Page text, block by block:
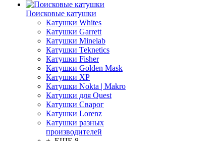
Поисковые катушки
Катушки Whites
Катушки Garrett
Катушки Minelab
Катушки Teknetics
Катушки Fisher
Катушки Golden Mask
Катушки XP
Катушки Nokta | Makro
Катушки для Quest
Катушки Сварог
Катушки Lorenz
Катушки разных
производителей